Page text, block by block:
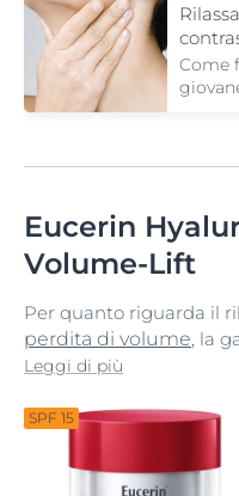
Come
Eucerin
Volume-Lift
Per quanto riguarda il
perdita di volume, la
Hyaluron-Filler +
del viso. Con il tempo,
contorni del viso
riduzione dei livelli
mantengono la pelle
Leggi di più
SPF 15